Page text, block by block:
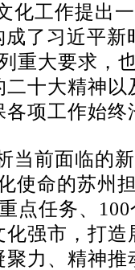
工作提出
了习近平
重大要求，
十大精神
项工作始终
前面临的
使命的苏州
点任务、
强市，打
力、精神